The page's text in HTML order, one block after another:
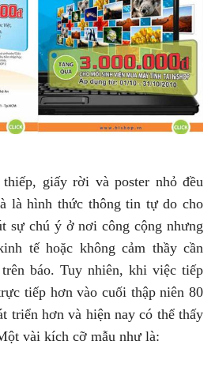
giấy rời và poster nhỏ đều
là hình thức thông tin tự do cho
sự chú ý ở nơi công cộng nhưng
tế hoặc không cảm thầy cần
báo. Tuy nhiên, khi việc tiếp
tiếp hơn vào cuối thập niên 80
triển hơn và hiện nay có thể thấy
vài kích cỡ mẫu như là: